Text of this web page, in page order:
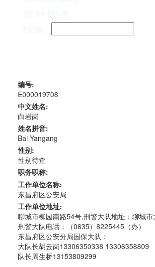
编号:
E000019708
中文姓名:
白岩岗
姓名拼音:
Bai Yangang
性别:
性别待查
职务职称:
工作单位名称:
东昌府区公安局
工作单位地址:
聊城市柳园南路54号,刑警大队地址：聊城
刑警大队电话：（0635）8225445（办）
东昌府区公安分局国保大队：
大队长胡云岗13306350338 13306358809
队长周生桥13153809299